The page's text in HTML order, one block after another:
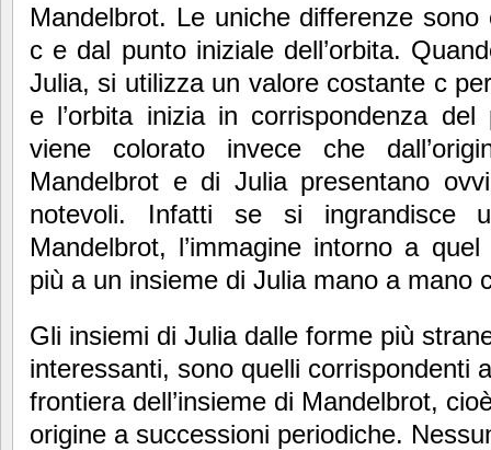
Mandelbrot. Le uniche differenze
c e dal punto iniziale dell’orbita.
Julia, si utilizza un valore costante c
e l’orbita inizia in corrispondenza
viene colorato invece che
Mandelbrot e di Julia presentano
notevoli. Infatti se si ingrandisce
Mandelbrot, l’immagine intorno a
più a un insieme di Julia mano a mano
Gli insiemi di Julia dalle forme più
interessanti, sono quelli corrispondenti
frontiera dell’insieme di Mandelbrot,
origine a successioni periodiche.